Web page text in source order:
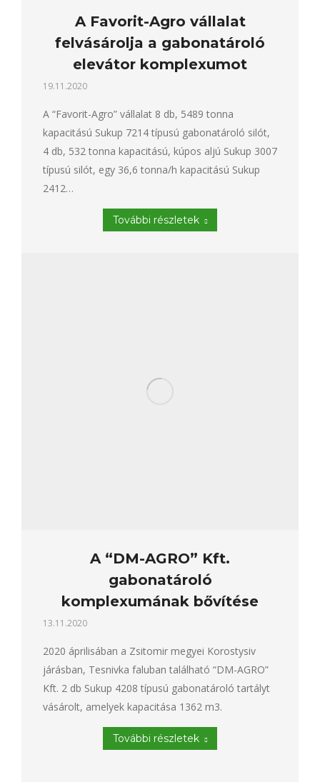
A Favorit-Agro vállalat
felvásárolja a gabonatároló
elevátor komplexumot
19.11.2020
A “Favorit-Agro” vállalat 8 db, 5489 tonna
kapacitású Sukup 7214 típusú gabonatároló silót,
4 db, 532 tonna kapacitású, kúpos aljú Sukup 3007
típusú silót, egy 36,6 tonna/h kapacitású Sukup
2412…
További részletek
A “DM-AGRO” Kft.
gabonatároló
komplexumának bővítése
13.11.2020
2020 áprilisában a Zsitomir megyei Korostysiv
járásban, Tesnivka faluban található “DM-AGRO”
Kft. 2 db Sukup 4208 típusú gabonatároló tartályt
vásárolt, amelyek kapacitása 1362 m3.
További részletek